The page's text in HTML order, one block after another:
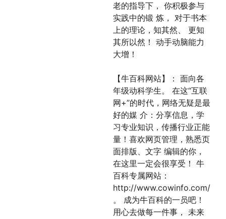
老的指导下， 你积极参与
实践中的锻 炼， 对于书本
上的理论，知其然、 更知
其所以然！ 动手动脑能力
大增！
【牛百科网站】： 面向各
年级动科学生。 在这“互联
网+”的时代，网络无疑是最
好的媒 介：分享信息，学
习专业知识，传播行业正能
量！喜欢网页管理，熟悉页
面排版、文字 编辑的你，
在这里一定会很享受！ 牛
百科专属网站：
http://www.cowinfo.com/
。 成为牛百科的一员吧！
用心去做每一件事， 未来